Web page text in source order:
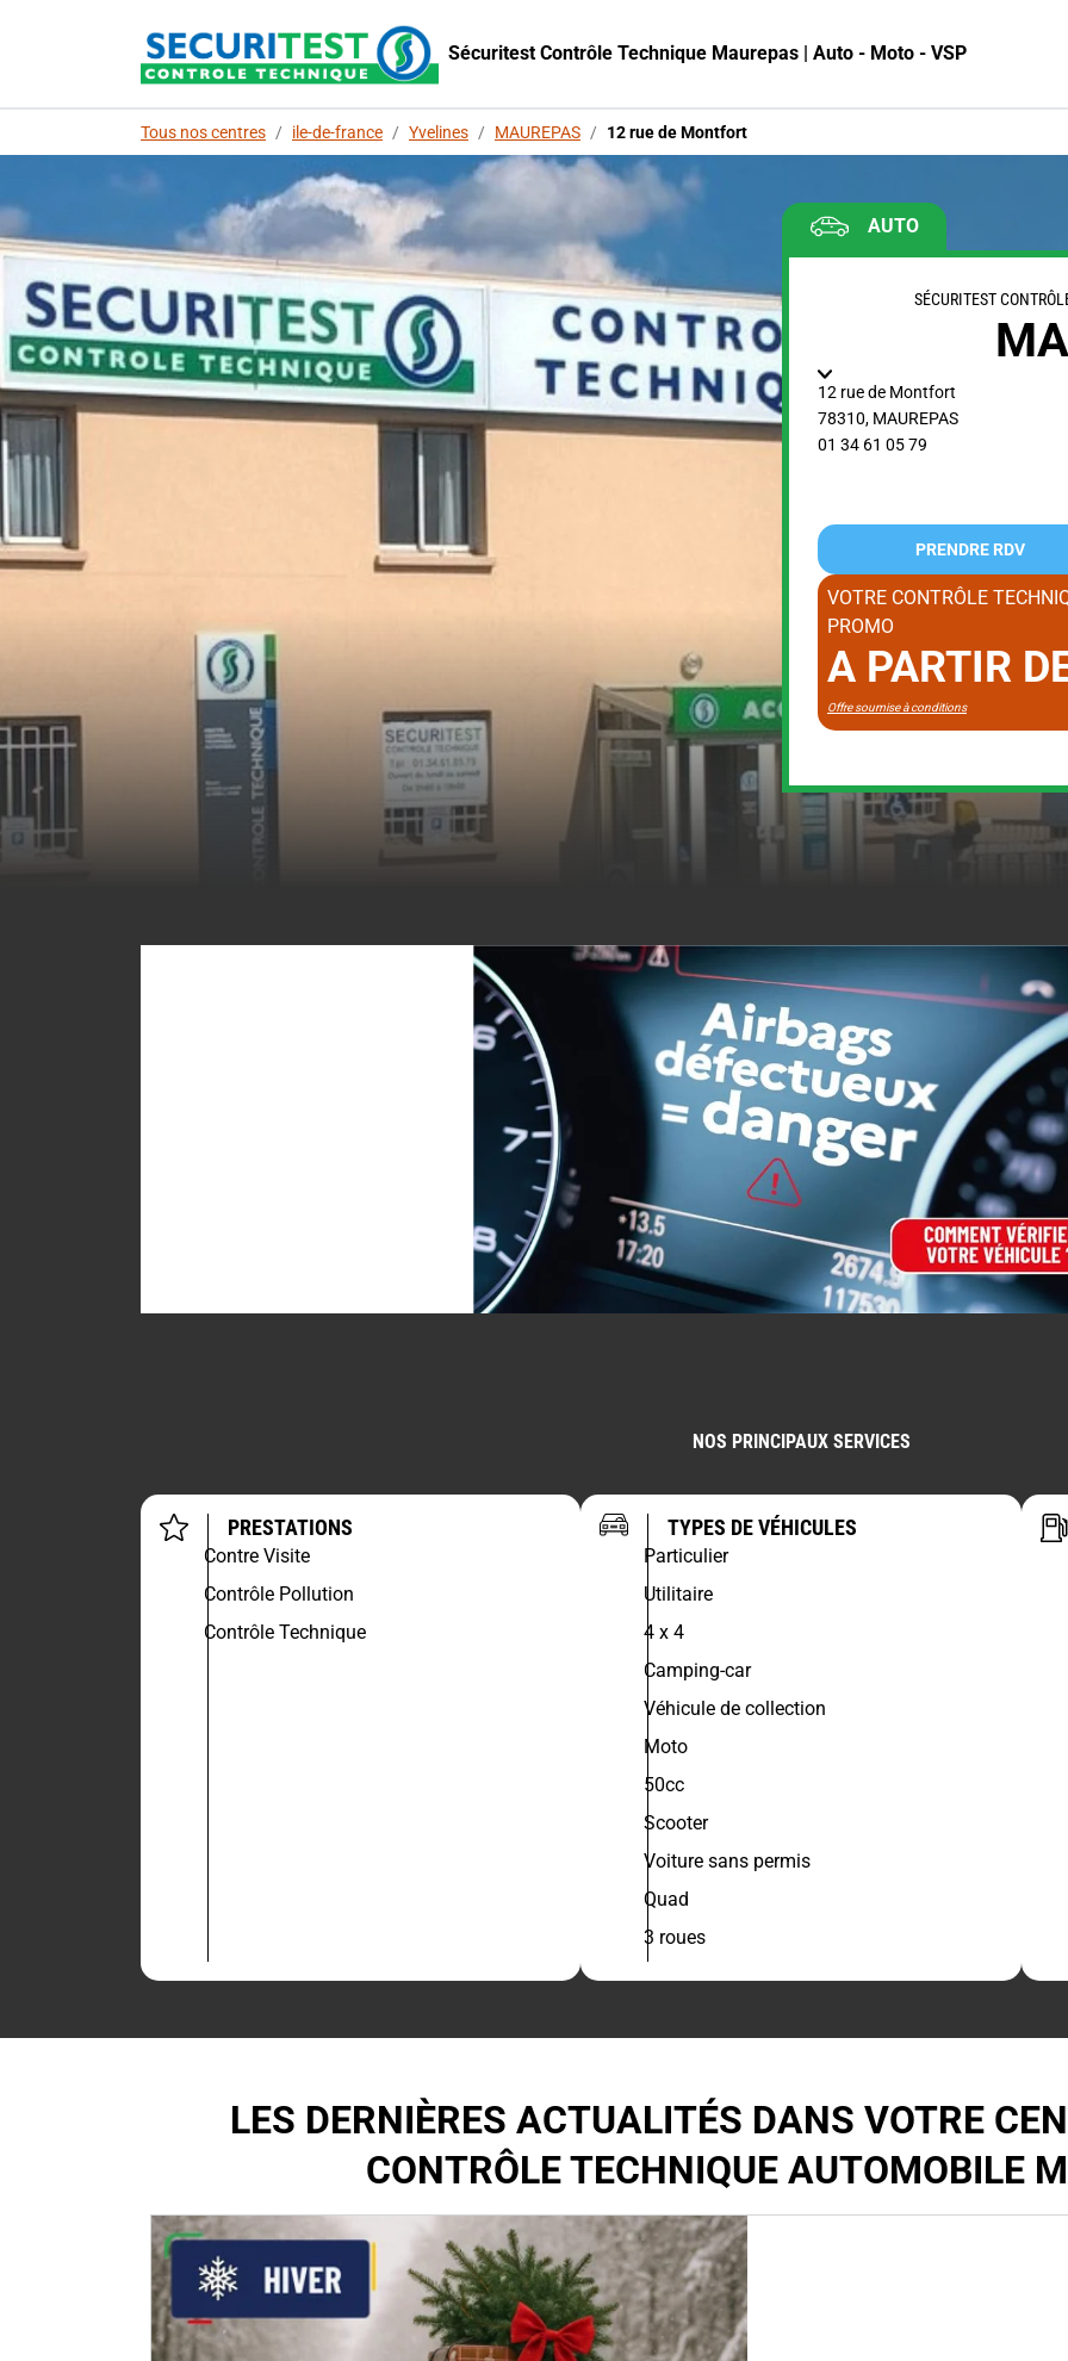
Sécuritest Contrôle Technique Maurepas | Auto - Moto - VSP
Tous nos centres / ile-de-france / Yvelines / MAUREPAS / 12 rue de Montfort
AUTO
SÉCURITEST
12 rue de Montfort
78310, MAUREPAS
01 34 61 05 79
PRENDRE RDV
VOTRE CONTRÔLE
PROMO
A PARTIR
Offre soumise à conditions
NOS PRINCIPAUX SERVICES
PRESTATIONS
Contre Visite
Contrôle Pollution
Contrôle Technique
TYPES DE VÉHICULES
Particulier
Utilitaire
4 x 4
Camping-car
Véhicule de collection
Moto
50cc
Scooter
Voiture sans permis
Quad
3 roues
LES DERNIÈRES ACTUALITÉS DANS VOTRE
CONTRÔLE TECHNIQUE AUTOMOBILE